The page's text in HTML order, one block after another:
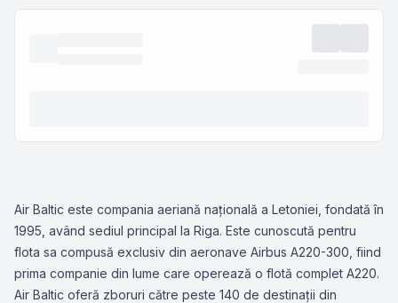
Air Baltic este compania aeriană națională a Letoniei, fondată în
1995, având sediul principal la Riga. Este cunoscută pentru
flota sa compusă exclusiv din aeronave Airbus A220-300, fiind
prima companie din lume care operează o flotă complet A220.
Air Baltic oferă zboruri către peste 140 de destinații din